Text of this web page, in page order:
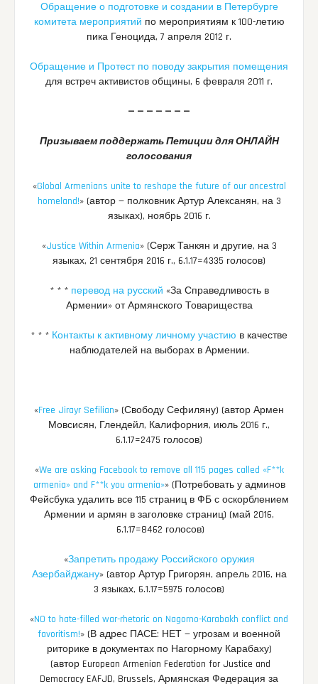
Обращение о подготовке и создании в Петербурге
комитета мероприятий по мероприятиям к 100-летию
пика Геноцида, 7 апреля 2012 г.
Обращение и Протест по поводу закрытия помещения
для встреч активистов общины, 6 февраля 2011 г.
— — — — — — —
Призываем поддержать Петиции для ОНЛАЙН
голосования
«Global Armenians unite to reshape the future of our ancestral
homeland!» (автор — полковник Артур Алексанян, на 3
языках), ноябрь 2016 г.
«Justice Within Armenia» (Серж Танкян и другие, на 3
языках, 21 сентября 2016 г., 6.1.17=4335 голосов)
* * * перевод на русский «За Справедливость в
Армении» от Армянского Товарищества
* * * Контакты к активному личному участию в качестве
наблюдателей на выборах в Армении.
«Free Jirayr Sefilian» (Свободу Сефиляну) (автор Армен
Мовсисян, Глендейл, Калифорния, июль 2016 г.,
6.1.17=2475 голосов)
«We are asking Facebook to remove all 115 pages called «F**k
armenia» and F**k you armenia»» (Потребовать у админов
Фейсбука удалить все 115 страниц в ФБ с оскорблением
Армении и армян в заголовке страниц) (май 2016,
6.1.17=8462 голосов)
«Запретить продажу Российского оружия
Азербайджану» (автор Артур Григорян, апрель 2016, на
3 языках, 6.1.17=5975 голосов)
«NO to hate-filled war-rhetoric on Nagorno-Karabakh conflict and
favoritism!» (В адрес ПАСЕ: НЕТ — угрозам и военной
риторике в документах по Нагорному Карабаху)
(автор European Armenian Federation for Justice and
Democracy EAFJD, Brussels, Армянская Федерация за